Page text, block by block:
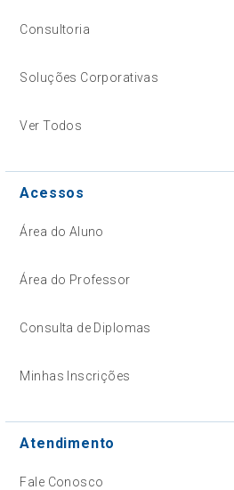
Consultoria
Soluções Corporativas
Ver Todos
Acessos
Área do Aluno
Área do Professor
Consulta de Diplomas
Minhas Inscrições
Atendimento
Fale Conosco